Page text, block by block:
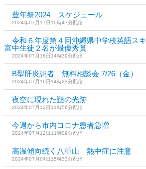
豊年祭2024 スケジュール
2024年07月17日10時47分配信
令和６年度第４回沖縄県中学校英語ス
富中生徒２名が最優秀賞
2024年07月16日14時39分配信
B型肝炎患者 無料相談会 7/26（金）
2024年07月16日14時23分配信
夜空に現れた謎の光跡
2024年07月12日11時56分配信
今週から市内コロナ患者急増
2024年07月12日11時09分配信
高温傾向続く八重山 熱中症に注意
2024年07月04日15時33分配信